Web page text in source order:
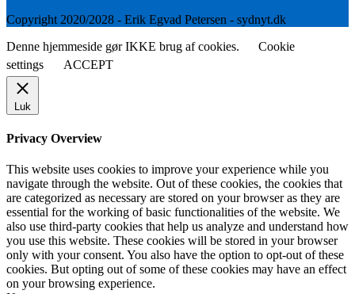
Copyright 2020/2028 - Erik Egvad Petersen - sydnyt.dk
Denne hjemmeside gør IKKE brug af cookies.
Cookie
settings
ACCEPT
Luk
Privacy Overview
This website uses cookies to improve your experience while you
navigate through the website. Out of these cookies, the cookies that
are categorized as necessary are stored on your browser as they are
essential for the working of basic functionalities of the website. We
also use third-party cookies that help us analyze and understand how
you use this website. These cookies will be stored in your browser
only with your consent. You also have the option to opt-out of these
cookies. But opting out of some of these cookies may have an effect
on your browsing experience.